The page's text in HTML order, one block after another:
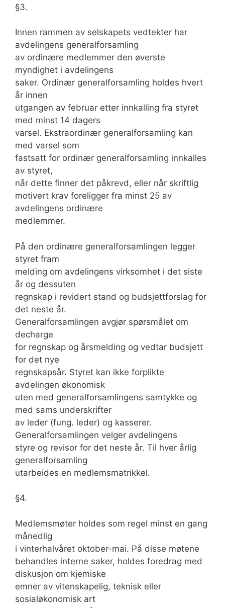
§3.
Innen rammen av selskapets vedtekter har
avdelingens generalforsamling
av ordinære medlemmer den øverste
myndighet i avdelingens
saker. Ordinær generalforsamling holdes hvert
år innen
utgangen av februar etter innkalling fra styret
med minst 14 dagers
varsel. Ekstraordinær generalforsamling kan
med varsel som
fastsatt for ordinær generalforsamling innkalles
av styret,
når dette finner det påkrevd, eller når skriftlig
motivert krav foreligger fra minst 25 av
avdelingens ordinære
medlemmer.
På den ordinære generalforsamlingen legger
styret fram
melding om avdelingens virksomhet i det siste
år og dessuten
regnskap i revidert stand og budsjettforslag for
det neste år.
Generalforsamlingen avgjør spørsmålet om
decharge
for regnskap og årsmelding og vedtar budsjett
for det nye
regnskapsår. Styret kan ikke forplikte
avdelingen økonomisk
uten med generalforsamlingens samtykke og
med sams underskrifter
av leder (fung. leder) og kasserer.
Generalforsamlingen velger avdelingens
styre og revisor for det neste år. Til hver årlig
generalforsamling
utarbeides en medlemsmatrikkel.
§4.
Medlemsmøter holdes som regel minst en gang
månedlig
i vinterhalvåret oktober-mai. På disse møtene
behandles interne saker, holdes foredrag med
diskusjon om kjemiske
emner av vitenskapelig, teknisk eller
sosialøkonomisk art